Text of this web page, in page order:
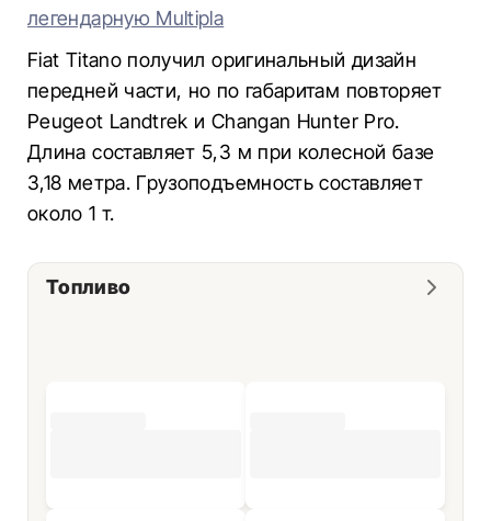
легендарную Multipla
Fiat Titano получил оригинальный дизайн
передней части, но по габаритам повторяет
Peugeot Landtrek и Changan Hunter Pro.
Длина составляет 5,3 м при колесной базе
3,18 метра. Грузоподъемность составляет
около 1 т.
Топливо